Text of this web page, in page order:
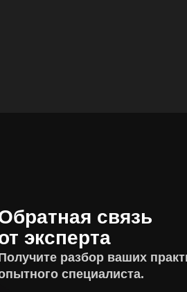
связь
эксперта
разбор ваших
специалиста.